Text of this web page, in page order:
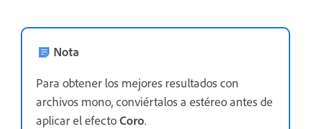
Nota
Para obtener los mejores resultados con
archivos mono, conviértalos a estéreo antes de
aplicar el efectoCoro.